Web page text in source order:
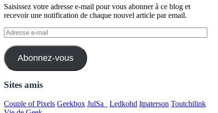
Saisissez votre adresse e-mail pour vous abonner à ce blog et
recevoir une notification de chaque nouvel article par email.
Adresse
e-
mail
Abonnez-vous
Sites amis
Couple of Pixels Geekbox JulSa_ Ledkohd ltpaterson Toutchilink